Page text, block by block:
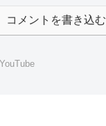
コメントを書き込む